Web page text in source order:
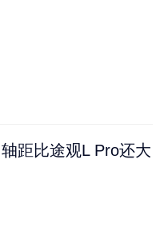
距比途观L Pro还大